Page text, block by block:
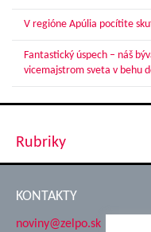
V regióne Apúlia pocítite
Fantastický úspech – náš
vicemajstrom sveta v behu
Rubriky
KONTAKTY
noviny@zelpo.sk